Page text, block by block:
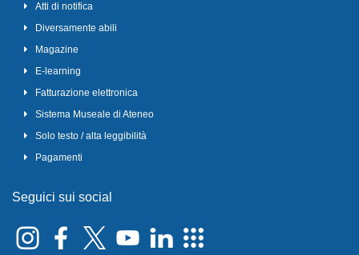
Atti di notifica
Diversamente abili
Magazine
E-learning
Fatturazione elettronica
Sistema Museale di Ateneo
Solo testo / alta leggibilità
Pagamenti
Seguici sui social